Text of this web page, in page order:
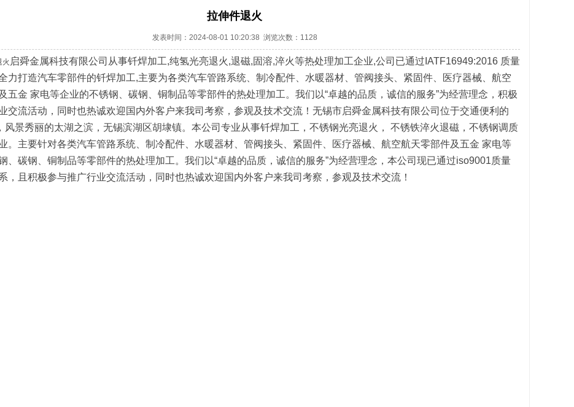
拉伸件退火
发表时间：2024-08-01 10:20:38 浏览次数：1128
火 启舜金属科技有限公司从事钎焊加工,纯氢光亮退火,退磁,固溶,淬火等热处理加工企业,公司已通过IATF16949:2016 质量
力打造汽车零部件的钎焊加工,主要为各类汽车管路系统、制冷配件、水暖器材、管阀接头、紧固件、医疗器械、航空
五金 家电等企业的不锈钢、碳钢、铜制品等零部件的热处理加工。我们以“卓越的品质，诚信的服务”为经营理念，积极
交流活动，同时也热诚欢迎国内外客户来我司考察，参观及技术交流！无锡市启舜金属科技有限公司位于交通便利的
风景秀丽的太湖之滨，无锡滨湖区胡埭镇。本公司专业从事钎焊加工，不锈钢光亮退火， 不锈铁淬火退磁，不锈钢调质
。主要针对各类汽车管路系统、制冷配件、水暖器材、管阀接头、紧固件、医疗器械、航空航天零部件及五金 家电等
、碳钢、铜制品等零部件的热处理加工。我们以“卓越的品质，诚信的服务”为经营理念，本公司现已通过iso9001质量
，且积极参与推广行业交流活动，同时也热诚欢迎国内外客户来我司考察，参观及技术交流！